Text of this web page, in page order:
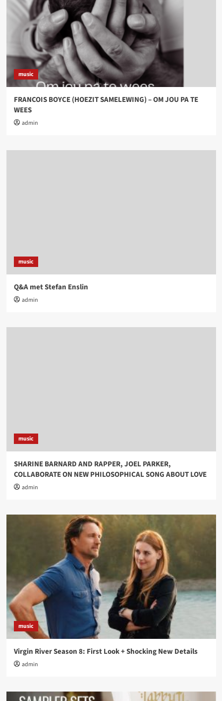
music
FRANCOIS BOYCE (HOEZIT SAMELEWING) – OM JOU PA TE
WEES
admin
music
Q&A met Stefan Enslin
admin
music
SHARINE BARNARD AND RAPPER, JOEL PARKER,
COLLABORATE ON NEW PHILOSOPHICAL SONG ABOUT LOVE
admin
music
Virgin River Season 8: First Look + Shocking New Details
admin